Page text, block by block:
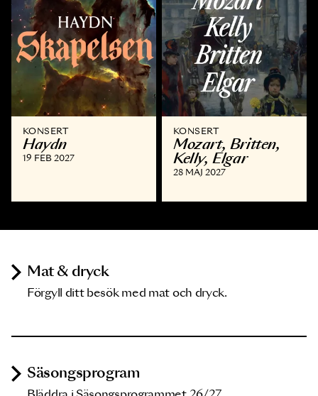
KONSERT
Haydn
19 FEB 2027
KONSERT
Mozart, Britten,
Kelly, Elgar
28 MAJ 2027
Mat & dryck
Förgyll ditt besök med mat och dryck.
Säsongsprogram